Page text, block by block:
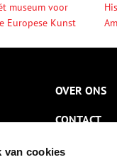
van cookies
museum voor
Europese Kunst
OVER ONS
CONTACT
NIEUWSBRIEF